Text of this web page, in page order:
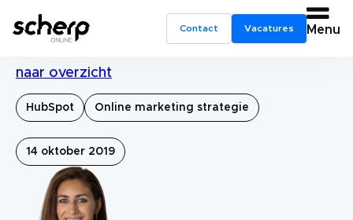
Contact Vacatures Menu
naar overzicht
HubSpot Online marketing strategie
14 oktober 2019